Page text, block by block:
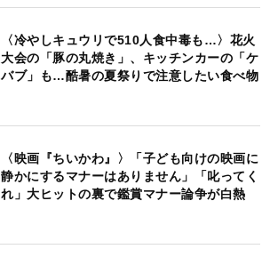
〈冷やしキュウリで510人食中毒も…〉花火
大会の「豚の丸焼き」、キッチンカーの「ケ
バブ」も…酷暑の夏祭りで注意したい食べ物
〈映画『ちいかわ』〉「子ども向けの映画に
静かにするマナーはありません」「叱ってく
れ」大ヒットの裏で鑑賞マナー論争が白熱